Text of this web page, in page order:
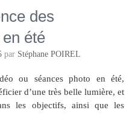
des
été
par Stéphane POIREL
ou séances photo en été,
d’une très belle lumière, et
les objectifs, ainsi que les